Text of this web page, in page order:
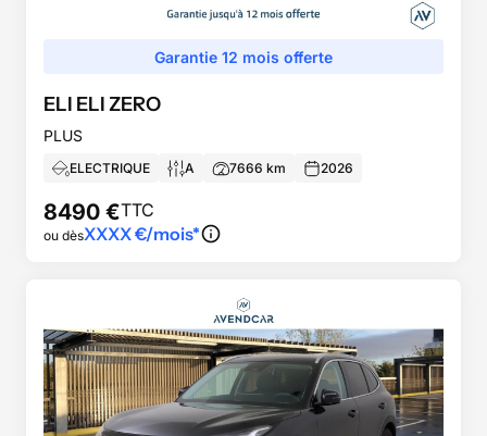
Garantie 12 mois offerte
ELI ELI ZERO
PLUS
ELECTRIQUE A 7666 km 2026
8490 €TTC
ou dèsXXXX€/mois*